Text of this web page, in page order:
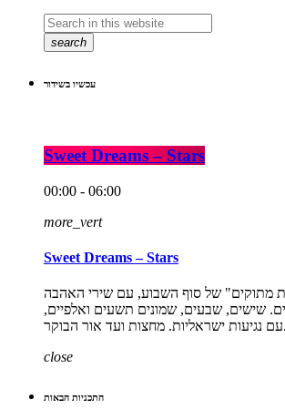
search
עכשיו בשידור
Sweet Dreams – Stars
00:00 - 06:00
more_vert
Sweet Dreams – Stars
מתוקים" של סוף השבוע, עם שירי האהבה
שישים, שבעים, שמונים תשעים ואלפיים,
עם נגיעות ישראליות. מחצות ועד אור הבוקר.
close
התכניות הבאות